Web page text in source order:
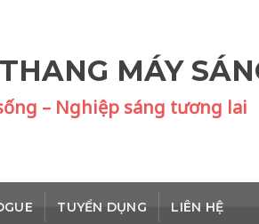
MÁY
– Nghiệp sáng tương lai
TUYỂN DỤNG LIÊN HỆ